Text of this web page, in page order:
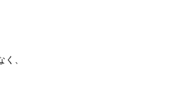
、